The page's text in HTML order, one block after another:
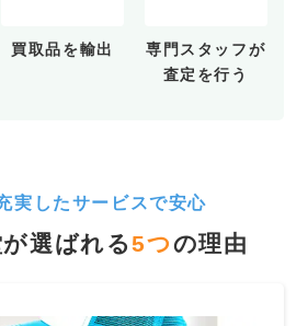
買取品を輸出
専門スタッフが
査定を行う
実したサービスで安心
選ばれる5つの理由